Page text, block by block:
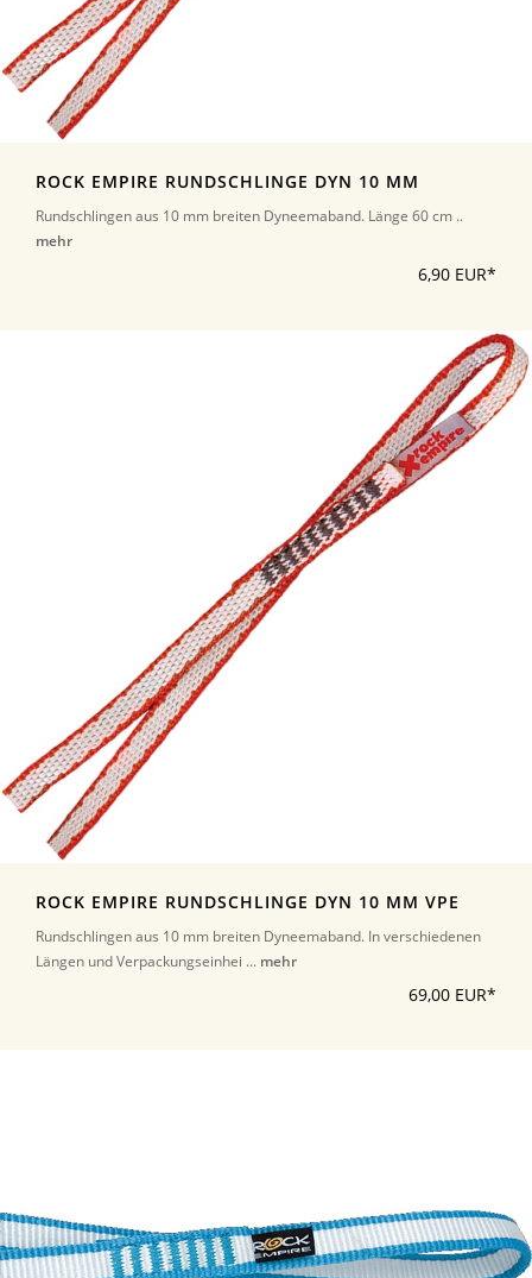
ROCK EMPIRE RUNDSCHLINGE DYN 10 MM
Rundschlingen aus 10 mm breiten Dyneemaband. Länge 60 cm ..
mehr
6,90 EUR*
ROCK EMPIRE RUNDSCHLINGE DYN 10 MM VPE
Rundschlingen aus 10 mm breiten Dyneemaband. In verschiedenen
Längen und Verpackungseinhei ... mehr
69,00 EUR*